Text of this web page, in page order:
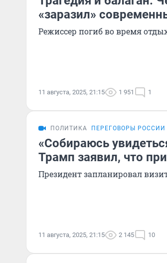
«заразил»
Режиссер погиб во время
11 августа, 2025, 21:15 1 951 1
ПОЛИТИКА ПЕРЕГОВОРЫ
«Собираюсь
Трамп заявил, что
Президент запланировал
11 августа, 2025, 21:15 2 145 10